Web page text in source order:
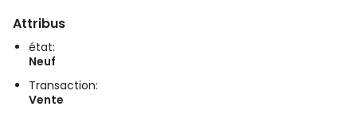
Attribus
état:
Neuf
Transaction:
Vente